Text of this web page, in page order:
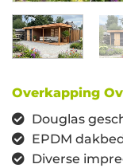
Overkapping
Douglas
EPDM
Diverse